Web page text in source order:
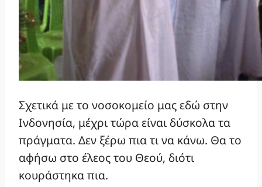
Σχετικά με το νοσοκομείο μας εδώ στην
Ινδονησία, μέχρι τώρα είναι δύσκολα τα
πράγματα. Δεν ξέρω πια τι να κάνω. Θα το
αφήσω στο έλεος του Θεού, διότι
κουράστηκα πια.